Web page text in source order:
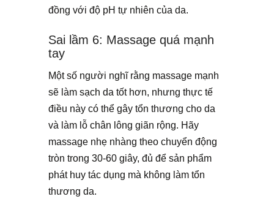
đồng với độ pH tự nhiên của da.
Sai lầm 6: Massage quá mạnh
tay
Một số người nghĩ rằng massage mạnh
sẽ làm sạch da tốt hơn, nhưng thực tế
điều này có thể gây tổn thương cho da
và làm lỗ chân lông giãn rộng. Hãy
massage nhẹ nhàng theo chuyển động
tròn trong 30-60 giây, đủ để sản phẩm
phát huy tác dụng mà không làm tổn
thương da.